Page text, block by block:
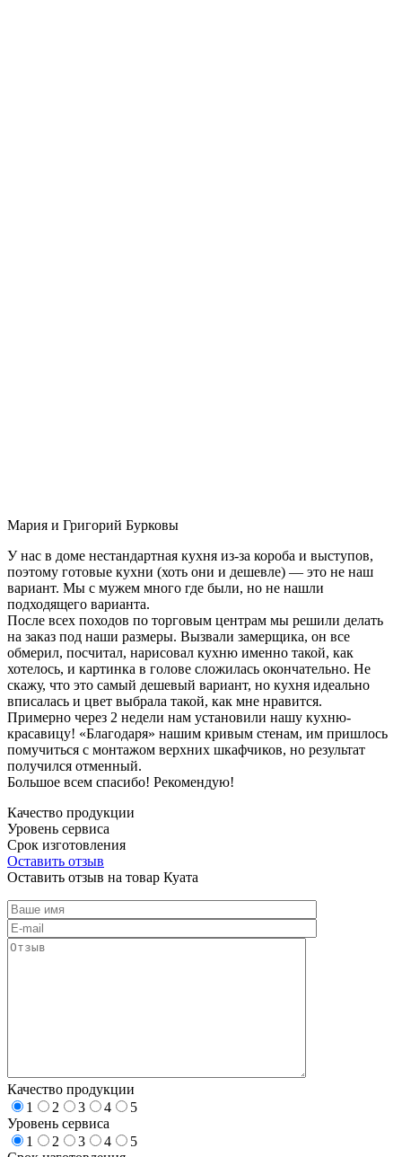
Мария и Григорий Бурковы
У нас в доме нестандартная кухня из-за короба и выступов,
поэтому готовые кухни (хоть они и дешевле) — это не наш
вариант. Мы с мужем много где были, но не нашли
подходящего варианта.
После всех походов по торговым центрам мы решили делать
на заказ под наши размеры. Вызвали замерщика, он все
обмерил, посчитал, нарисовал кухню именно такой, как
хотелось, и картинка в голове сложилась окончательно. Не
скажу, что это самый дешевый вариант, но кухня идеально
вписалась и цвет выбрала такой, как мне нравится.
Примерно через 2 недели нам установили нашу кухню-
красавицу! «Благодаря» нашим кривым стенам, им пришлось
помучиться с монтажом верхних шкафчиков, но результат
получился отменный.
Большое всем спасибо! Рекомендую!
Качество продукции
Уровень сервиса
Срок изготовления
Оставить отзыв
Оставить отзыв на товар Куата
Качество продукции
1
2 3 4
5
Уровень сервиса
1
2 3 4
5